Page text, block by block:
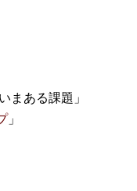
ある課題」
」